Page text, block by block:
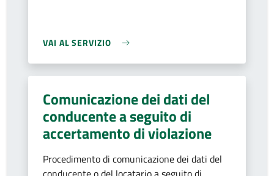
VAI AL SERVIZIO
Comunicazione dei dati del
conducente a seguito di
accertamento di violazione
Procedimento di comunicazione dei dati del